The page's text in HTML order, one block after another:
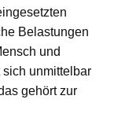
Belastungen
und
unmittelbar
gehört zur